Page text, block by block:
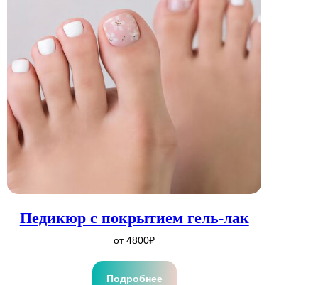
Педикюр с покрытием гель-лак
от 4800₽
Подробнее